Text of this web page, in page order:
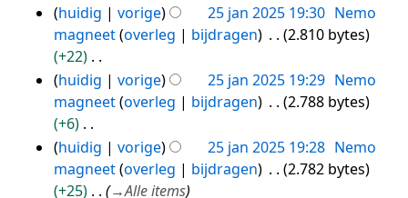
k
i
n
g
s
s
a
m
e
n
b
e
w
e
r
k
i
n
huidig
vorige 25 jan 2025 19:30 Nemo
magneet overleg bijdragen
2.810 bytes
+22
G
e
e
n
b
e
huidig vorige 25 jan 2025 19:29 Nemo
magneet overleg bijdragen
2.788 bytes
+6
G
e
e
huidig vorige 25 jan 2025 19:28 Nemo
magneet overleg bijdragen
2.782 bytes
+25
→Alle items